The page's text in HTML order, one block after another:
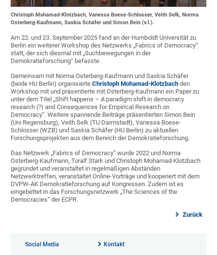
Christoph Mohamad-Klotzbach, Vanessa Boese-Schlosser, Veith Selk, Norma
Osterberg-Kaufmann, Saskia Schäfer und Simon Bein (v.l.).
Am 22. und 23. September 2025 fand an der Humboldt Universität zu
Berlin ein weiterer Workshop des Netzwerks „Fabrics of Democracy“
statt, der sich diesmal mit „Suchbewegungen in der
Demokratieforschung“ befasste.
Gemeinsam mit Norma Osterberg-Kaufmann und Saskia Schäfer
(beide HU Berlin) organisierteChristoph Mohamad-Klotzbach den
Workshop mit und präsentierte mit Osterberg-Kaufmann ein Paper zu
unter dem Titel „Shift happens – A paradigm shift in democracy
research (?) and Consequences for Empirical Research on
Democracy“. Weitere spannende Beiträge präsentierten Simon Bein
(Uni Regensburg), Veith Selk (TU Darmstadt), Vanessa Boese-
Schlosser (WZB) und Saskia Schäfer (HU Berlin) zu aktuellen
Forschungsprojekten aus dem Bereich der Demokratieforschung.
Das Netzwerk „Fabrics of Democracy” wurde 2022 und Norma
Osterberg-Kaufmann, Toralf Stark und Christoph Mohamad-Klotzbach
gegründet und veranstaltet in regelmäßigen Abständen
Netzwerktreffen, veranstaltet Online-Vorträge und kooperiert mit dem
DVPW-AK Demokratieforschung auf Kongressen. Zudem ist es
eingebettet in das Forschungsnetzwerk „The Sciences of the
Democracies“ der ECPR.
Zurück
Social Media Kontakt